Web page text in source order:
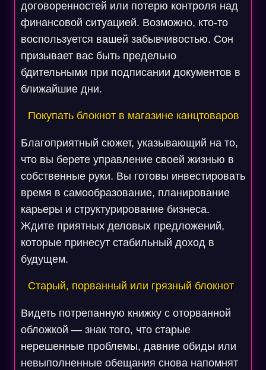
договоренностей или потерю контроля над
финансовой ситуацией. Возможно, кто-то
воспользуется вашей забывчивостью. Сон
призывает вас быть предельно
бдительными при подписании документов в
ближайшие дни.
Покупать блокнот в магазине канцтоваров
Благоприятный сюжет, указывающий на то,
что вы берете управление своей жизнью в
собственные руки. Вы готовы инвестировать
время в самообразование, планирование
карьеры и структурирование бизнеса.
Ждите приятных деловых предложений,
которые принесут стабильный доход в
будущем.
Старый, порванный или грязный блокнот
Видеть потрепанную книжку с оторванной
обложкой — знак того, что старые
нерешенные проблемы, давние обиды или
невыполненные обещания снова напомнят